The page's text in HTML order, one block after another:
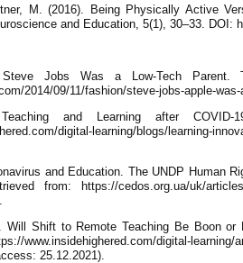
M. (2016). Being Physically Active
and Education, 5(1), 30–33. DOI:
Jobs Was a Low-Tech
2014/09/11/fashion/steve-jobs-apple-
and Learning after
digital-learning/blogs/
and Education. The UNDP Human
from: https://cedos.org.ua/uk/articles/
Will Shift to Remote Teaching Be Boon
www.insidehighered.com/digital-learning/
25.12.2021).